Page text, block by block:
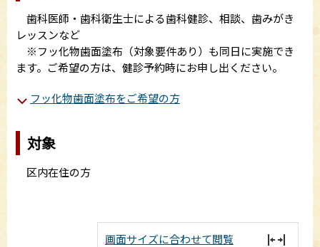
歯科医師・歯科衛生士による歯科健診、相談、歯みがき
レッスンなど
※フッ化物歯面塗布（対象要件あり）も同日に実施でき
ます。ご希望の方は、健診予約時にお申し出ください。
フッ化物歯面塗布をご希望の方
対象
区内在住の方
画面サイズに合わせて閲覧